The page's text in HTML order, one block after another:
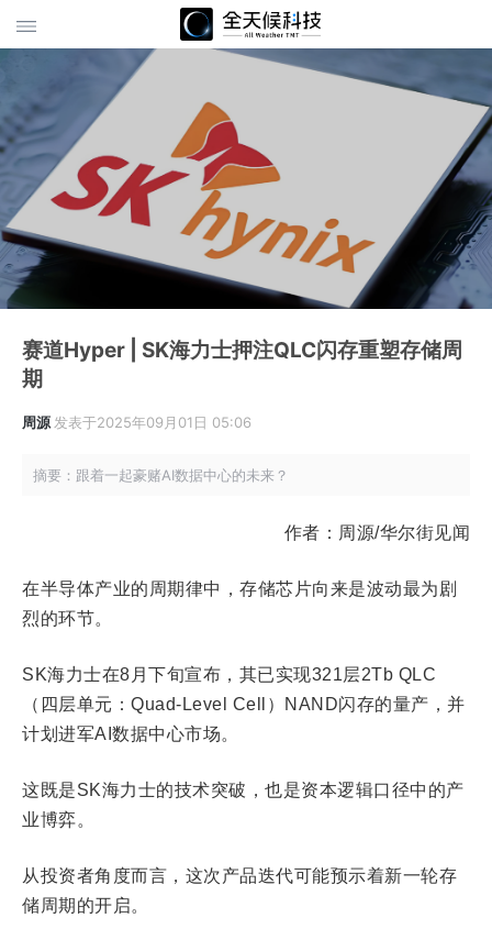
赛道Hyper | SK海力士押注QLC闪存重塑存储周
期
周源发表于2025年09月01日 05:06
摘要：跟着一起豪赌AI数据中心的未来？
作者：周源/华尔街见闻
在半导体产业的周期律中，存储芯片向来是波动最为剧
烈的环节。
SK海力士在8月下旬宣布，其已实现321层2Tb QLC
（四层单元：Quad-Level Cell）NAND闪存的量产，并
计划进军AI数据中心市场。
这既是SK海力士的技术突破，也是资本逻辑口径中的产
业博弈。
从投资者角度而言，这次产品迭代可能预示着新一轮存
储周期的开启。